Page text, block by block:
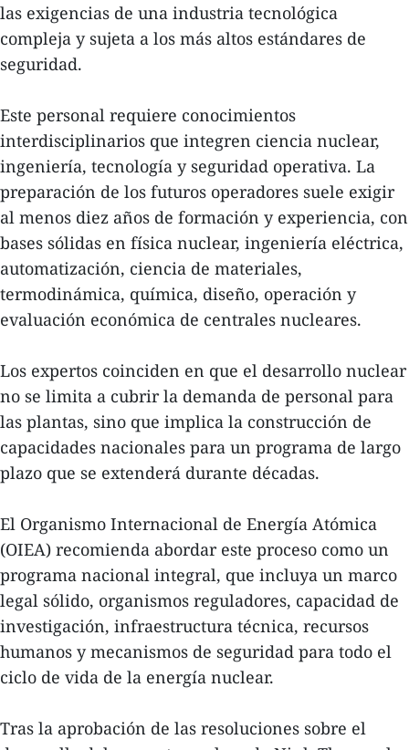
las exigencias de una industria tecnológica
compleja y sujeta a los más altos estándares de
seguridad.
Este personal requiere conocimientos
interdisciplinarios que integren ciencia nuclear,
ingeniería, tecnología y seguridad operativa. La
preparación de los futuros operadores suele exigir
al menos diez años de formación y experiencia, con
bases sólidas en física nuclear, ingeniería eléctrica,
automatización, ciencia de materiales,
termodinámica, química, diseño, operación y
evaluación económica de centrales nucleares.
Los expertos coinciden en que el desarrollo nuclear
no se limita a cubrir la demanda de personal para
las plantas, sino que implica la construcción de
capacidades nacionales para un programa de largo
plazo que se extenderá durante décadas.
El Organismo Internacional de Energía Atómica
(OIEA) recomienda abordar este proceso como un
programa nacional integral, que incluya un marco
legal sólido, organismos reguladores, capacidad de
investigación, infraestructura técnica, recursos
humanos y mecanismos de seguridad para todo el
ciclo de vida de la energía nuclear.
Tras la aprobación de las resoluciones sobre el